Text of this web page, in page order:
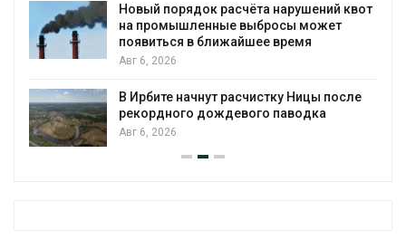
Новый порядок расчёта нарушений квот
на промышленные выбросы может
появиться в ближайшее время
Авг 6, 2026
В Ирбите начнут расчистку Ницы после
рекордного дождевого паводка
Авг 6, 2026